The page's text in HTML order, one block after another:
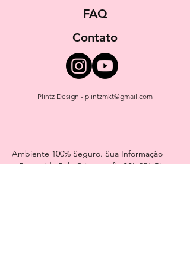
FAQ
Contato
Plintz Design - plintzmkt@gmail.com
Ambiente 100% Seguro. Sua Informação
é Protegida Pela Criptografia SSL 256-Bit.